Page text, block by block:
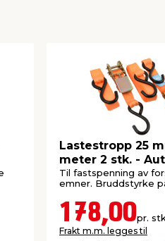
Lastestropp 25
meter 2 stk. -
Til fastspenning av
emner. Bruddstyrke
178,00pr.
Frakt m.m. legges til